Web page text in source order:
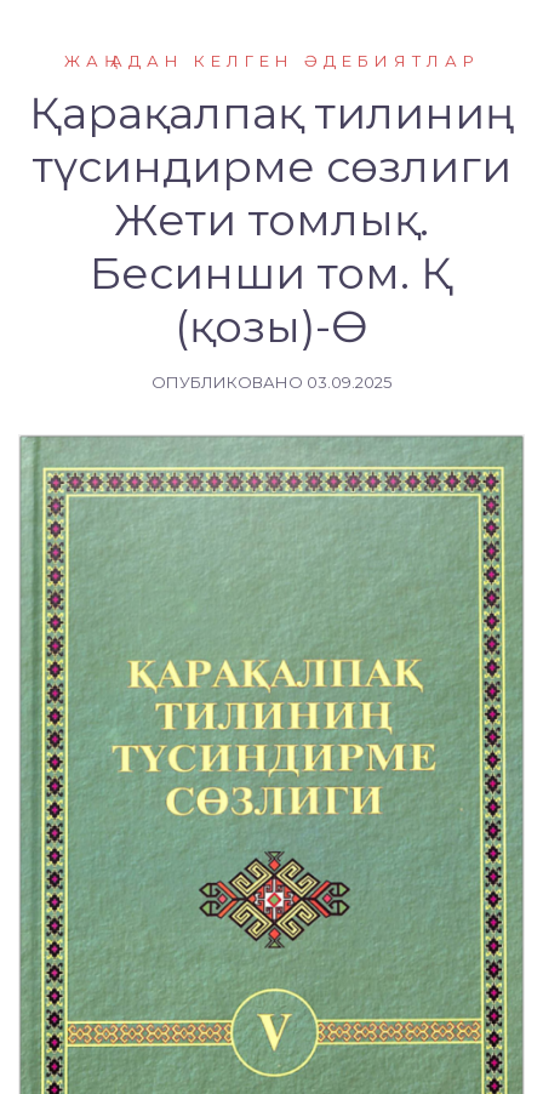
ЖАҢАДАН КЕЛГЕН ӘДЕБИЯТЛАР
Қарақалпақ тилиниң
түсиндирме сөзлиги
Жети томлық.
Бесинши том. Қ
(қозы)-Ө
ОПУБЛИКОВАНО 03.09.2025